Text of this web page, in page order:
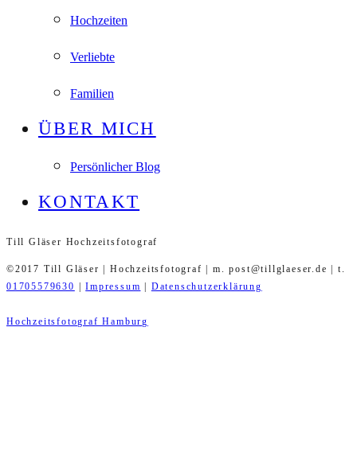
Hochzeiten
Verliebte
Familien
ÜBER MICH
Persönlicher Blog
KONTAKT
Till Gläser Hochzeitsfotograf
©2017 Till Gläser | Hochzeitsfotograf | m. post@tillglaeser.de | t.
01705579630
|Impressum Datenschutzerklärung
Hochzeitsfotograf Hamburg